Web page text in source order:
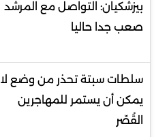
بيزشكيان: التواصل مع المرشد
صعب جدا حاليا
سلطات سبتة تحذر من وضع لا
يمكن أن يستمر للمهاجرين
القُصّر